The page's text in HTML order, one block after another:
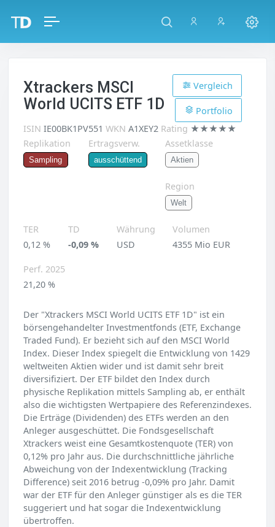
Xtrackers MSCI
World UCITS ETF 1D
Vergleich
Portfolio
ISIN IE00BK1PV551 WKN A1XEY2 Rating ★★★★★
Replikation
Sampling
Ertragsverw.
ausschüttend
Assetklasse
Aktien
Region
Welt
TER
0,12 %
TD
-0,09 %
Währung
USD
Volumen
4355 Mio EUR
Perf. 2025
21,20 %
Der "Xtrackers MSCI World UCITS ETF 1D" ist ein
börsengehandelter Investmentfonds (ETF, Exchange
Traded Fund). Er bezieht sich auf den MSCI World
Index. Dieser Index spiegelt die Entwicklung von 1429
weltweiten Aktien wider und ist damit sehr breit
diversifiziert. Der ETF bildet den Index durch
physische Replikation mittels Sampling ab, er enthält
also die wichtigsten Wertpapiere des Referenzindexes.
Die Erträge (Dividenden) des ETFs werden an den
Anleger ausgeschüttet. Die Fondsgesellschaft
Xtrackers weist eine Gesamtkostenquote (TER) von
0,12% pro Jahr aus. Die durchschnittliche jährliche
Abweichung von der Indexentwicklung (Tracking
Difference) seit 2016 betrug -0,09% pro Jahr. Damit
war der ETF für den Anleger günstiger als es die TER
suggeriert und hat sogar die Indexentwicklung
übertroffen.